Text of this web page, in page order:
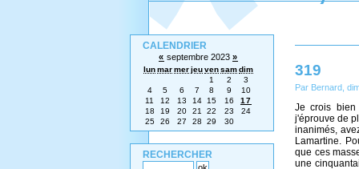
319
Par Bernard,
Je crois
j'éprouve de
inanimés,
Lamartine.
que ces
une
CALENDRIER
« septembre 2023 »
lunmarmerjeuvensamdim
1
2
3
4
5 6 7 8 9
10
11
12 13 14 15 16
17
18
19 20 21 22 23
24
25
26 27 28 29 30
RECHERCHER